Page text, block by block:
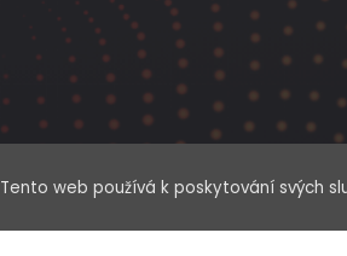
Tento web používá k poskytování svých